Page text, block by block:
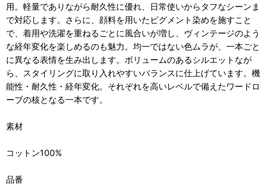
用。軽量でありながら耐久性に優れ、日常使いからタフなシーンま
で対応します。さらに、顔料を用いたピグメント染めを施すこと
で、着用や洗濯を重ねるごとに風合いが増し、ヴィンテージのよう
な経年変化を楽しめるのも魅力。均一ではない色ムラが、一本ごと
に異なる表情を生み出します。ボリュームのあるシルエットなが
ら、スタイリングに取り入れやすいバランスに仕上げています。機
能性・耐久性・経年変化。それぞれを高いレベルで備えたワードロ
ーブの核となる一本です。
素材
コットン100%
品番